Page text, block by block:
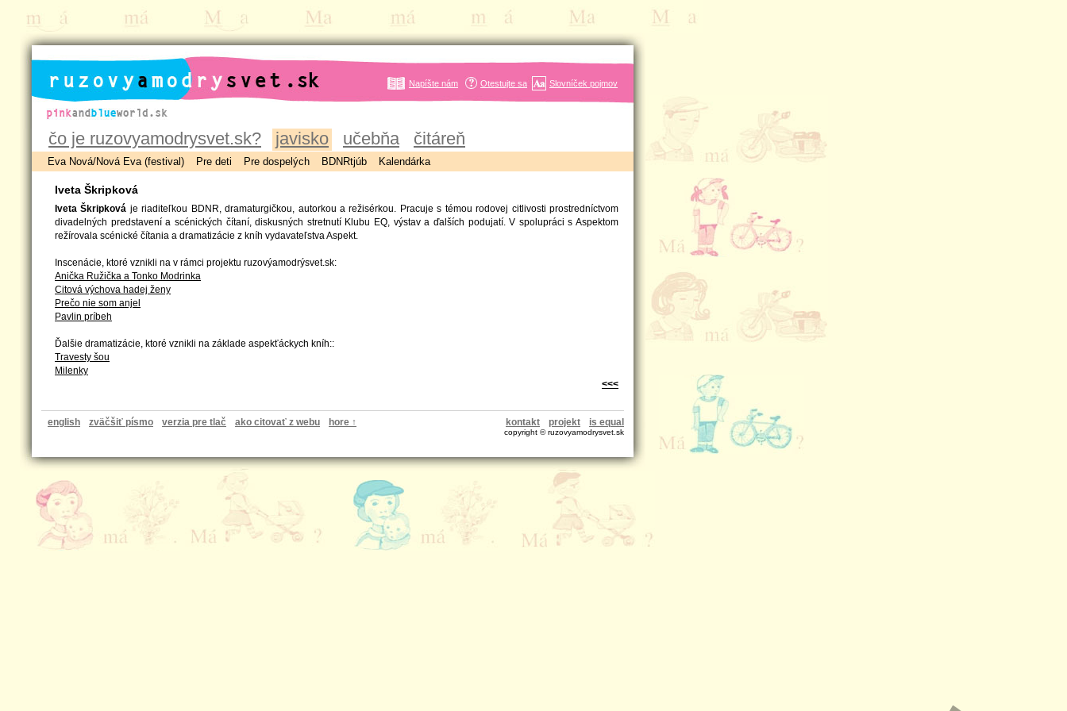
ruzovyamodrysvet.sk
Napíšte nám Otestujte sa Slovníček pojmov
čo je ruzovyamodrysvet.sk? javisko učebňa čitáreň
Eva Nová/Nová Eva (festival) Pre deti Pre dospelých BDNRtjúb Kalendárka
Iveta Škripková
Iveta Škripková je riaditeľkou BDNR, dramaturgičkou, autorkou a režisérkou. Pracuje s témou rodovej citlivosti prostredníctvom
divadelných predstavení a scénických čítaní, diskusných stretnutí Klubu EQ, výstav a ďalších podujatí. V spolupráci s Aspektom
režírovala scénické čítania a dramatizácie z kníh vydavateľstva Aspekt.
Inscenácie, ktoré vznikli na v rámci projektu ruzovýamodrýsvet.sk:
Anička Ružička a Tonko Modrinka
Citová výchova hadej ženy
Prečo nie som anjel
Pavlin príbeh
Ďalšie dramatizácie, ktoré vznikli na základe aspekťáckych kníh::
Travesty šou
Milenky
<<<
kontakt projekt is equal
copyright © ruzovyamodrysvet.sk
english zväčšiť písmo verzia pre tlač ako citovať z webu hore ↑